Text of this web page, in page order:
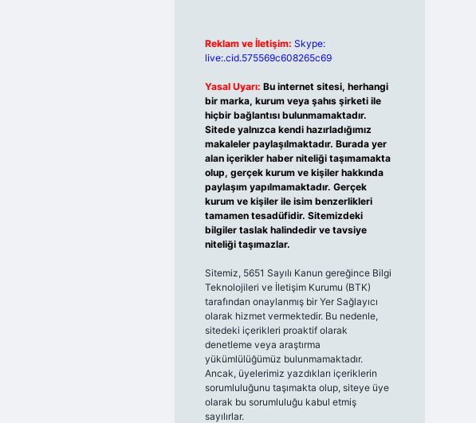
Reklam ve İletişim: Skype:
live:.cid.575569c608265c69
Yasal Uyarı: Bu internet sitesi, herhangi
bir marka, kurum veya şahıs şirketi ile
hiçbir bağlantısı bulunmamaktadır.
Sitede yalnızca kendi hazırladığımız
makaleler paylaşılmaktadır. Burada yer
alan içerikler haber niteliği taşımamakta
olup, gerçek kurum ve kişiler hakkında
paylaşım yapılmamaktadır. Gerçek
kurum ve kişiler ile isim benzerlikleri
tamamen tesadüfidir. Sitemizdeki
bilgiler taslak halindedir ve tavsiye
niteliği taşımazlar.
Sitemiz, 5651 Sayılı Kanun gereğince Bilgi
Teknolojileri ve İletişim Kurumu (BTK)
tarafından onaylanmış bir Yer Sağlayıcı
olarak hizmet vermektedir. Bu nedenle,
sitedeki içerikleri proaktif olarak
denetleme veya araştırma
yükümlülüğümüz bulunmamaktadır.
Ancak, üyelerimiz yazdıkları içeriklerin
sorumluluğunu taşımakta olup, siteye üye
olarak bu sorumluluğu kabul etmiş
sayılırlar.